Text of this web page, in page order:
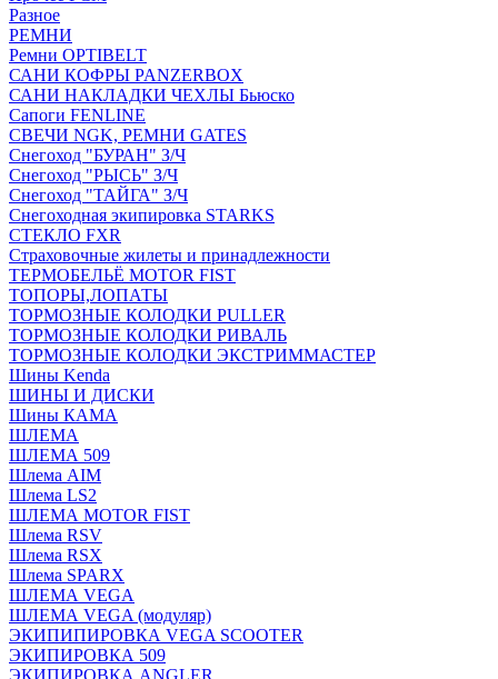
Разное
РЕМНИ
Ремни OPTIBELT
САНИ КОФРЫ PANZERBOX
САНИ НАКЛАДКИ ЧЕХЛЫ Бьюско
Сапоги FENLINE
СВЕЧИ NGK, РЕМНИ GATES
Снегоход "БУРАН" З/Ч
Снегоход "РЫСЬ" З/Ч
Снегоход "ТАЙГА" З/Ч
Снегоходная экипировка STARKS
СТЕКЛО FXR
Страховочные жилеты и принадлежности
ТЕРМОБЕЛЬЁ MOTOR FIST
ТОПОРЫ,ЛОПАТЫ
ТОРМОЗНЫЕ КОЛОДКИ PULLER
ТОРМОЗНЫЕ КОЛОДКИ РИВАЛЬ
ТОРМОЗНЫЕ КОЛОДКИ ЭКСТРИММАСТЕР
Шины Kenda
ШИНЫ И ДИСКИ
Шины КАМА
ШЛЕМА
ШЛЕМА 509
Шлема AIM
Шлема LS2
ШЛЕМА MOTOR FIST
Шлема RSV
Шлема RSX
Шлема SPARX
ШЛЕМА VEGA
ШЛЕМА VEGA (модуляр)
ЭКИПИПИРОВКА VEGA SCOOTER
ЭКИПИРОВКА 509
ЭКИПИРОВКА ANGLER